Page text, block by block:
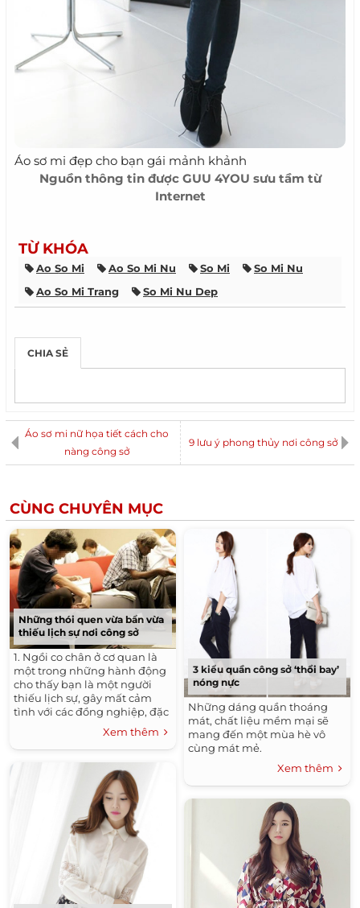
Áo sơ mi đẹp cho bạn gái mảnh khảnh
Nguồn thông tin được GUU 4YOU sưu tầm từ
Internet
TỪ KHÓA
Ao So Mi Ao So Mi Nu So Mi
So Mi Nu
Ao So Mi Trang
So Mi Nu Dep
CHIA SẺ
Áo sơ mi nữ họa tiết cách cho
nàng công sở
9 lưu ý phong thủy nơi công sở
CÙNG CHUYÊN MỤC
Những thói quen vừa bẩn vừa
thiếu lịch sự nơi công sở
1. Ngồi co chân ở cơ quan là
một trong những hành động
cho thấy bạn là một người
thiếu lịch sự, gây mất cảm
tình với các đồng nghiệp, đặc
biệt là các sếp. 1. Ngồi co chân
ở cơ quan là một trong những
hành động cho thấy...
Xem thêm
3 kiểu quần công sở ‘thổi bay’
nóng nực
Những dáng quần thoáng
mát, chất liệu mềm mại sẽ
mang đến một mùa hè vô
cùng mát mẻ.
Xem thêm